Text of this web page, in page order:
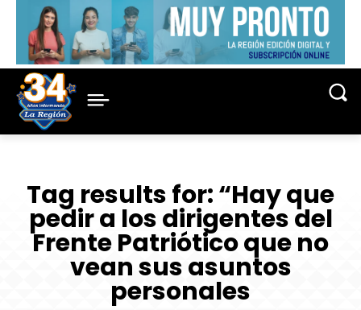
Tag results for:“Hay que
pedir a los dirigentes del
Frente Patriótico que no
vean sus asuntos
personales